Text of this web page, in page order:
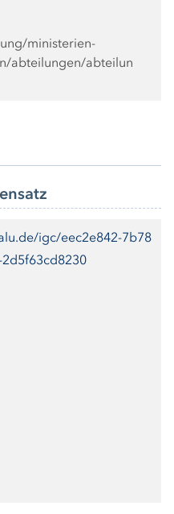
ministerien-
abteilungen/abteilun
igc/eec2e842-7b78